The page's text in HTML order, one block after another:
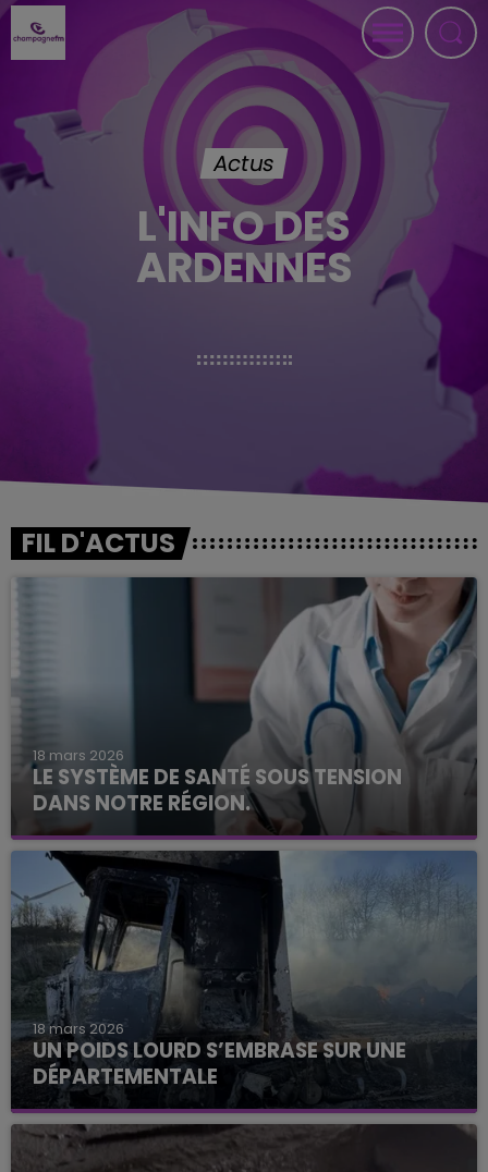
Actus
L'INFO DES
ARDENNES
FIL D'ACTUS
18 mars 2026
LE SYSTÈME DE SANTÉ SOUS TENSION
DANS NOTRE RÉGION.
18 mars 2026
UN POIDS LOURD S’EMBRASE SUR UNE
DÉPARTEMENTALE